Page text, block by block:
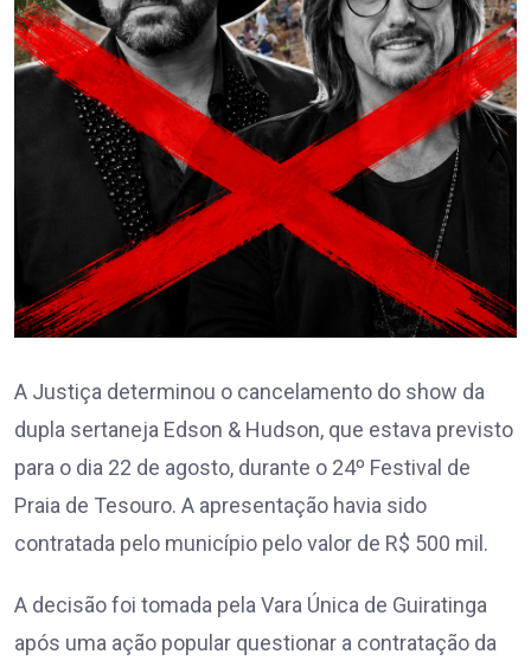
A Justiça determinou o cancelamento do show da
dupla sertaneja Edson & Hudson, que estava previsto
para o dia 22 de agosto, durante o 24º Festival de
Praia de Tesouro. A apresentação havia sido
contratada pelo município pelo valor de R$ 500 mil.
A decisão foi tomada pela Vara Única de Guiratinga
após uma ação popular questionar a contratação da